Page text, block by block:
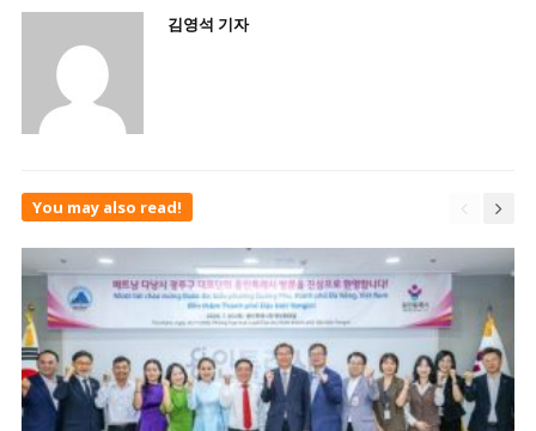
김영석 기자
You may also read!